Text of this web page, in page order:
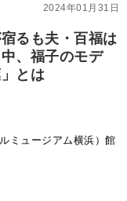
2024年01月31日
るも夫・百福は
、福子のモデ
とは
ミュージアム横浜）館